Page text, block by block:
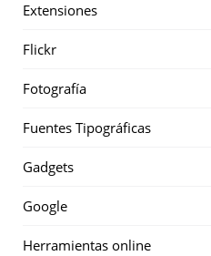
Extensiones
Flickr
Fotografía
Fuentes Tipográficas
Gadgets
Google
Herramientas online